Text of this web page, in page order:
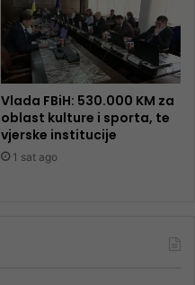
Vlada FBiH: 530.000 KM za
oblast kulture i sporta, te
vjerske institucije
1 sat ago